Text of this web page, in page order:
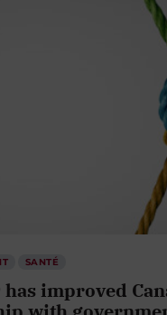
SANTÉ
has improved